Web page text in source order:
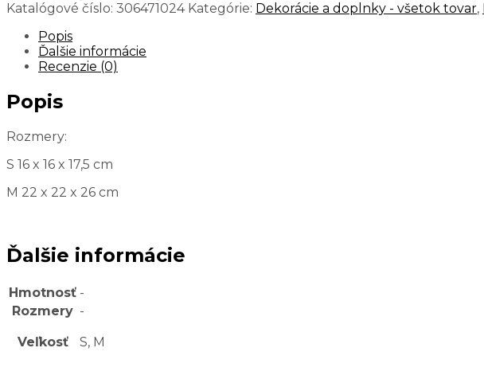
Katalógové číslo: 306471024 Kategórie: Dekorácie a doplnky - všetok tovar,
Popis
Ďalšie informácie
Recenzie (0)
Popis
Rozmery:
S 16 x 16 x 17,5 cm
M 22 x 22 x 26 cm
Ďalšie informácie
Hmotnosť -
Rozmery -
Veľkosť S, M